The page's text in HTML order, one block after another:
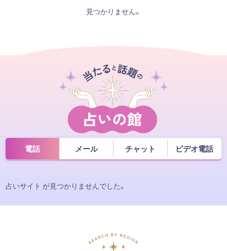
見つかりません。
電話 メール チャット ビデオ電話
占いサイト が見つかりませんでした。